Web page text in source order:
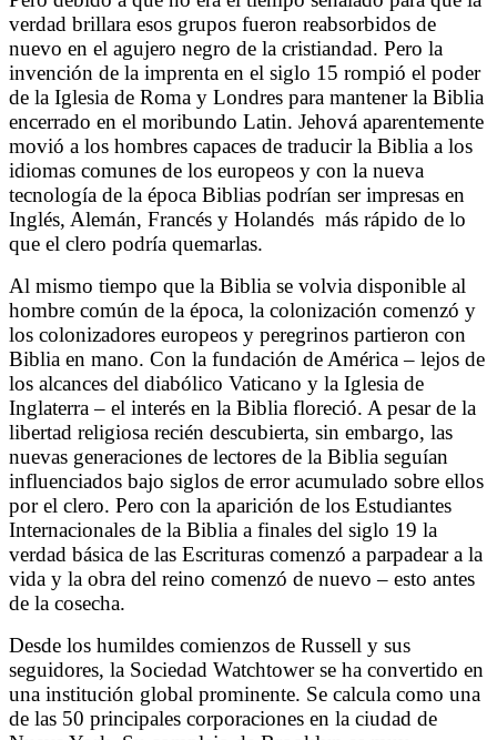
verdad brillara esos grupos fueron reabsorbidos de
nuevo en el agujero negro de la cristiandad. Pero la
invención de la imprenta en el siglo 15 rompió el poder
de la Iglesia de Roma y Londres para mantener la Biblia
encerrado en el moribundo Latin. Jehová aparentemente
movió a los hombres capaces de traducir la Biblia a los
idiomas comunes de los europeos y con la nueva
tecnología de la época Biblias podrían ser impresas en
Inglés, Alemán, Francés y Holandés más rápido de lo
que el clero podría quemarlas.
Al mismo tiempo que la Biblia se volvia disponible al
hombre común de la época, la colonización comenzó y
los colonizadores europeos y peregrinos partieron con
Biblia en mano. Con la fundación de América – lejos de
los alcances del diabólico Vaticano y la Iglesia de
Inglaterra – el interés en la Biblia floreció. A pesar de la
libertad religiosa recién descubierta, sin embargo, las
nuevas generaciones de lectores de la Biblia seguían
influenciados bajo siglos de error acumulado sobre ellos
por el clero. Pero con la aparición de los Estudiantes
Internacionales de la Biblia a finales del siglo 19 la
verdad básica de las Escrituras comenzó a parpadear a la
vida y la obra del reino comenzó de nuevo – esto antes
de la cosecha.
Desde los humildes comienzos de Russell y sus
seguidores, la Sociedad Watchtower se ha convertido en
una institución global prominente. Se calcula como una
de las 50 principales corporaciones en la ciudad de